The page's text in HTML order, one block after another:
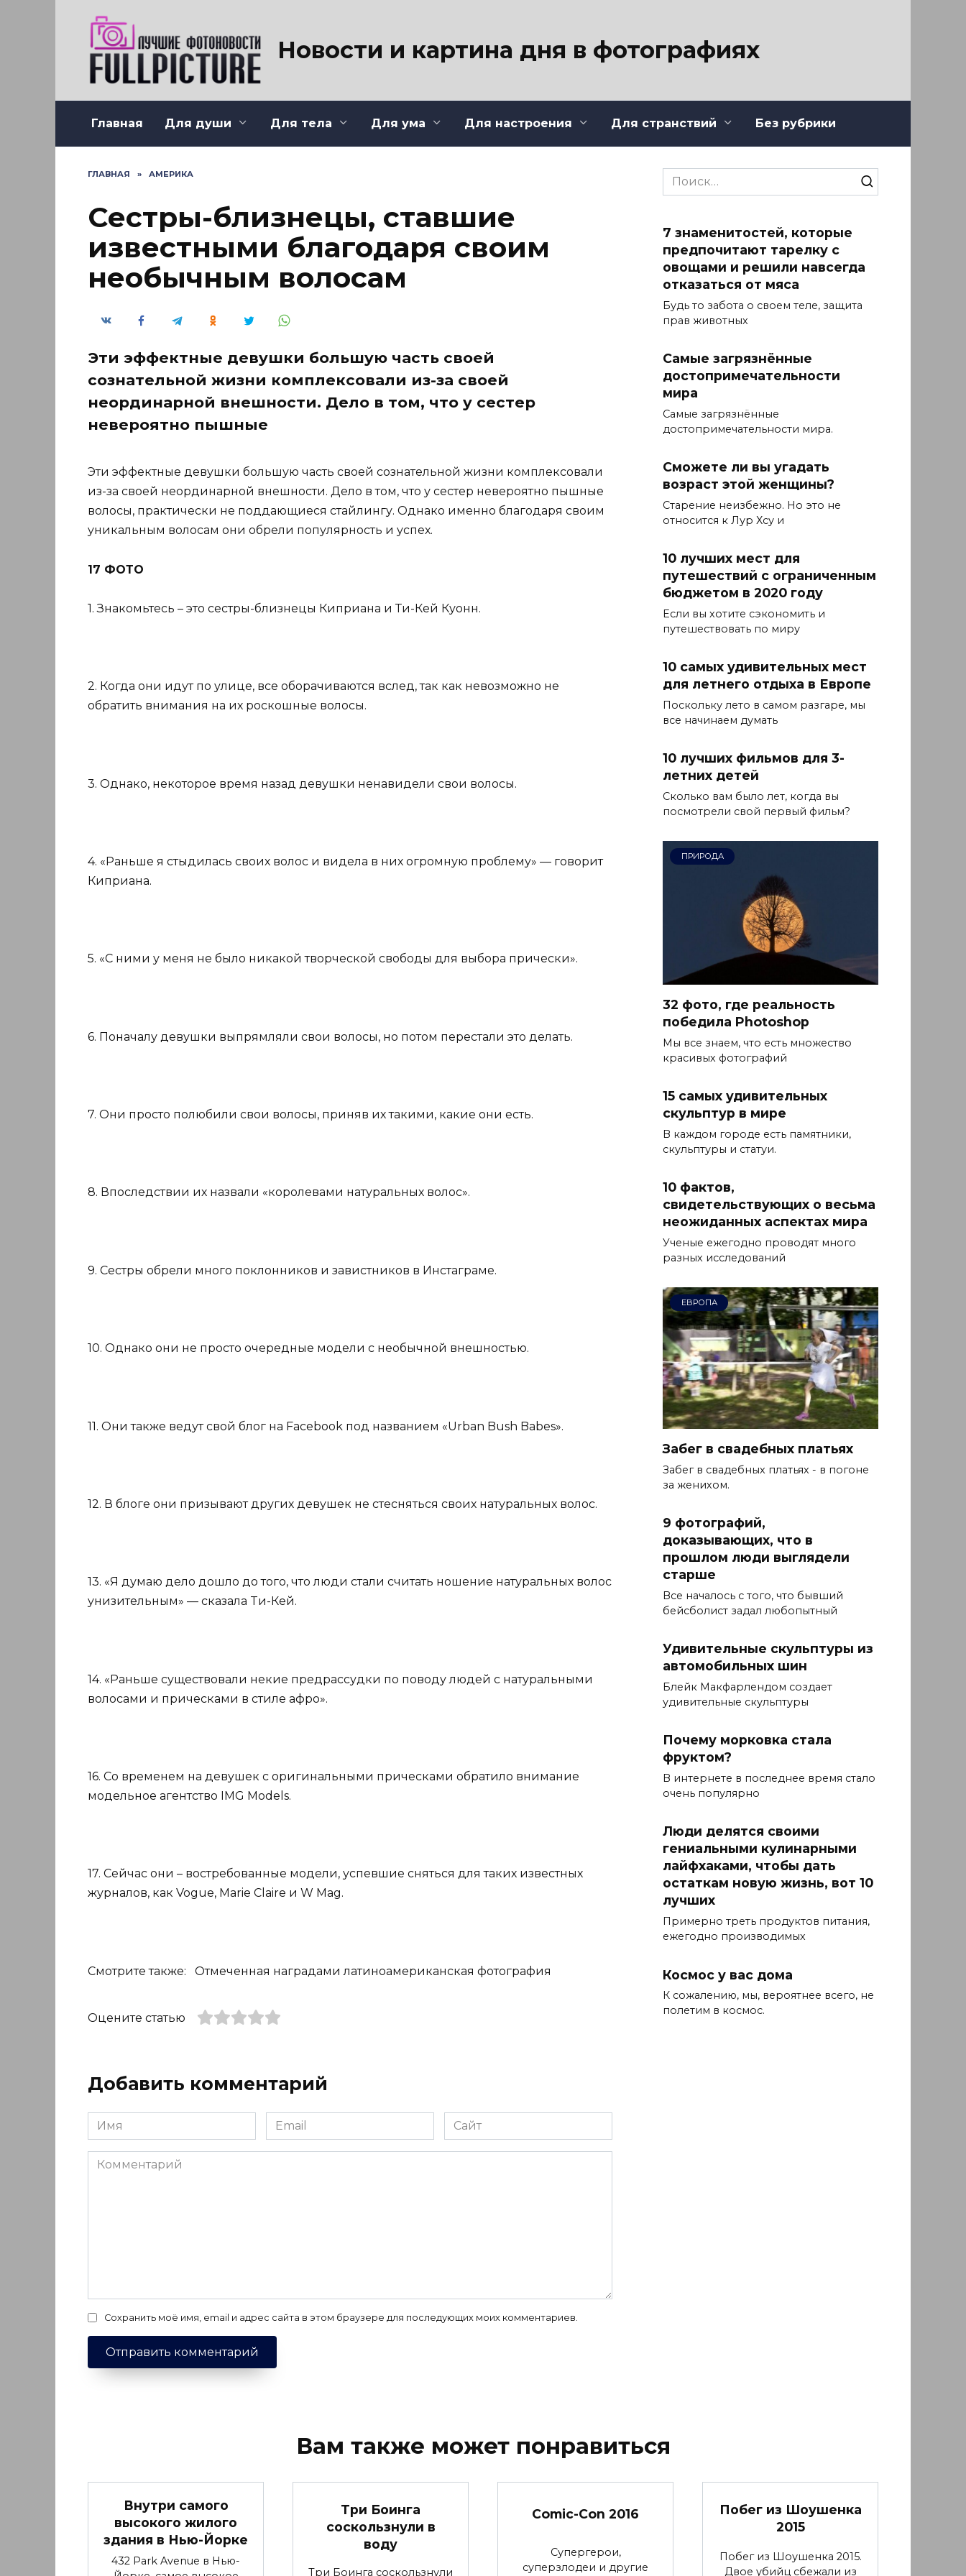
Новости и картина дня в фотографиях
Главная Для души Для тела Для ума Для настроения Для странствий Без рубрики
ГЛАВНАЯ » АМЕРИКА
Сестры-близнецы, ставшие
известными благодаря своим
необычным волосам
Эти эффектные девушки большую часть своей
сознательной жизни комплексовали из-за своей
неординарной внешности. Дело в том, что у сестер
невероятно пышные
Эти эффектные девушки большую часть своей сознательной жизни комплексовали
из-за своей неординарной внешности. Дело в том, что у сестер невероятно пышные
волосы, практически не поддающиеся стайлингу. Однако именно благодаря своим
уникальным волосам они обрели популярность и успех.
17 ФОТО
1. Знакомьтесь – это сестры-близнецы Киприана и Ти-Кей Куонн.
2. Когда они идут по улице, все оборачиваются вслед, так как невозможно не
обратить внимания на их роскошные волосы.
3. Однако, некоторое время назад девушки ненавидели свои волосы.
4. «Раньше я стыдилась своих волос и видела в них огромную проблему» — говорит
Киприана.
5. «С ними у меня не было никакой творческой свободы для выбора прически».
6. Поначалу девушки выпрямляли свои волосы, но потом перестали это делать.
7. Они просто полюбили свои волосы, приняв их такими, какие они есть.
8. Впоследствии их назвали «королевами натуральных волос».
9. Сестры обрели много поклонников и завистников в Инстаграме.
10. Однако они не просто очередные модели с необычной внешностью.
11. Они также ведут свой блог на Facebook под названием «Urban Bush Babes».
12. В блоге они призывают других девушек не стесняться своих натуральных волос.
13. «Я думаю дело дошло до того, что люди стали считать ношение натуральных волос
унизительным» — сказала Tи-Кей.
14. «Раньше существовали некие предрассудки по поводу людей с натуральными
волосами и прическами в стиле афро».
16. Со временем на девушек с оригинальными прическами обратило внимание
модельное агентство IMG Models.
17. Сейчас они – востребованные модели, успевшие сняться для таких известных
журналов, как Vogue, Marie Claire и W Mag.
Смотрите также: Отмеченная наградами латиноамериканская фотография
Оцените статью
Добавить комментарий
Имя
*
Email
*
Сайт
Комментарий
Сохранить моё имя, email и адрес сайта в этом браузере для последующих моих комментариев.
Search
for:
7 знаменитостей, которые
предпочитают тарелку с
овощами и решили навсегда
отказаться от мяса
Будь то забота о своем теле, защита
прав животных
Самые загрязнённые
достопримечательности
мира
Самые загрязнённые
достопримечательности мира.
Сможете ли вы угадать
возраст этой женщины?
Старение неизбежно. Но это не
относится к Лур Хсу и
10 лучших мест для
путешествий с ограниченным
бюджетом в 2020 году
Если вы хотите сэкономить и
путешествовать по миру
10 самых удивительных мест
для летнего отдыха в Европе
Поскольку лето в самом разгаре, мы
все начинаем думать
10 лучших фильмов для 3-
летних детей
Сколько вам было лет, когда вы
посмотрели свой первый фильм?
ПРИРОДА
32 фото, где реальность
победила Photoshop
Мы все знаем, что есть множество
красивых фотографий
15 самых удивительных
скульптур в мире
В каждом городе есть памятники,
скульптуры и статуи.
10 фактов,
свидетельствующих о весьма
неожиданных аспектах мира
Ученые ежегодно проводят много
разных исследований
ЕВРОПА
Забег в свадебных платьях
Забег в свадебных платьях - в погоне
за женихом.
9 фотографий,
доказывающих, что в
прошлом люди выглядели
старше
Все началось с того, что бывший
бейсболист задал любопытный
Удивительные скульптуры из
автомобильных шин
Блейк Макфарлендом создает
удивительные скульптуры
Почему морковка стала
фруктом?
В интернете в последнее время стало
очень популярно
Люди делятся своими
гениальными кулинарными
лайфхаками, чтобы дать
остаткам новую жизнь, вот 10
лучших
Примерно треть продуктов питания,
ежегодно производимых
Космос у вас дома
К сожалению, мы, вероятнее всего, не
полетим в космос.
Вам также может понравиться
Внутри самого
высокого жилого
здания в Нью-Йорке
432 Park Avenue в Нью-
Три Боинга
соскользнули в
воду
Три Боинга соскользнули
Comic-Con 2016
Супергерои,
суперзлодеи и другие
Побег из Шоушенка
2015
Побег из Шоушенка 2015.
Двое убийц сбежали из